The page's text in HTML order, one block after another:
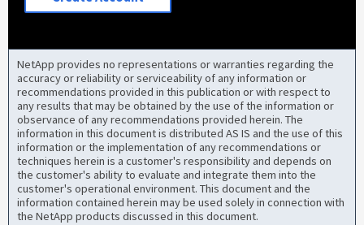
NetApp provides no representations or warranties regarding the
accuracy or reliability or serviceability of any information or
recommendations provided in this publication or with respect to
any results that may be obtained by the use of the information or
observance of any recommendations provided herein. The
information in this document is distributed AS IS and the use of this
information or the implementation of any recommendations or
techniques herein is a customer's responsibility and depends on
the customer's ability to evaluate and integrate them into the
customer's operational environment. This document and the
information contained herein may be used solely in connection with
the NetApp products discussed in this document.